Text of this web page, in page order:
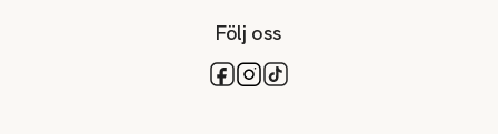
Följ oss